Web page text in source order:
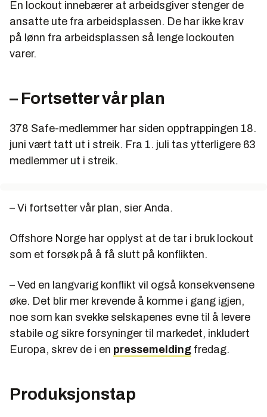
En lockout innebærer at arbeidsgiver stenger de
ansatte ute fra arbeidsplassen. De har ikke krav
på lønn fra arbeidsplassen så lenge lockouten
varer.
– Fortsetter vår plan
378 Safe-medlemmer har siden opptrappingen 18.
juni vært tatt ut i streik. Fra 1. juli tas ytterligere 63
medlemmer ut i streik.
– Vi fortsetter vår plan, sier Anda.
Offshore Norge har opplyst at de tar i bruk lockout
som et forsøk på å få slutt på konflikten.
– Ved en langvarig konflikt vil også konsekvensene
øke. Det blir mer krevende å komme i gang igjen,
noe som kan svekke selskapenes evne til å levere
stabile og sikre forsyninger til markedet, inkludert
Europa, skrev de i en pressemelding fredag.
Produksjonstap